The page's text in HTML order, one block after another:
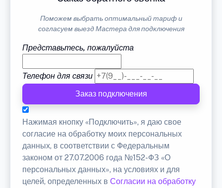
Поможем выбрать оптимальный тариф и
согласуем выезд Мастера для подключения
Представьтесь, пожалуйста
Телефон для связи
Заказ подключения
Нажимая кнопку «Подключить», я даю свое
согласие на обработку моих персональных
данных, в соответствии с Федеральным
законом от 27.07.2006 года №152-ФЗ «О
персональных данных», на условиях и для
целей, определенных в Согласии на обработку